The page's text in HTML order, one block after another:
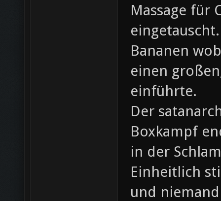
Massage für
Bananen
einen
einführte.
Der
Boxkampf
in der
Einheitlich
und